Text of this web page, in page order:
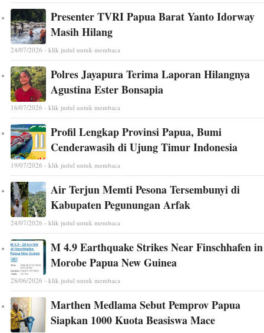
Presenter TVRI Papua Barat Yanto Idorway
Masih Hilang
24/07/2026 - klik judul untuk membaca
Polres Jayapura Terima Laporan Hilangnya
Agustina Ester Bonsapia
16/07/2026 - klik judul untuk membaca
Profil Lengkap Provinsi Papua, Bumi
Cenderawasih di Ujung Timur Indonesia
19/07/2026 - klik judul untuk membaca
Air Terjun Memti Pesona Tersembunyi di
Kabupaten Pegunungan Arfak
24/07/2026 - klik judul untuk membaca
M 4.9 Earthquake Strikes Near Finschhafen in
Morobe Papua New Guinea
28/06/2026 - klik judul untuk membaca
Marthen Medlama Sebut Pemprov Papua
Siapkan 1000 Kuota Beasiswa Mace